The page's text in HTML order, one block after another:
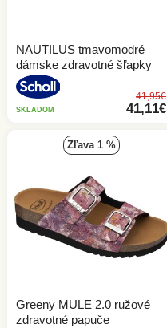
NAUTILUS tmavomodré
dámske zdravotné šľapky
41,95€
41,11€
SKLADOM
zľava 1 %
Greeny MULE 2.0 ružové
zdravotné papuče